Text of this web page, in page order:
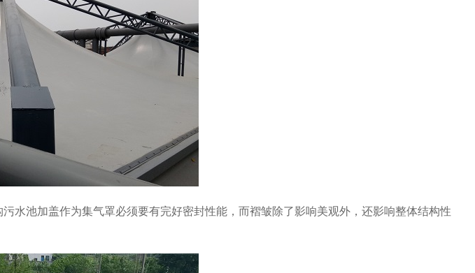
水池加盖作为集气罩必须要有完好密封性能，而褶皱除了影响美观外，还影响整体结构性